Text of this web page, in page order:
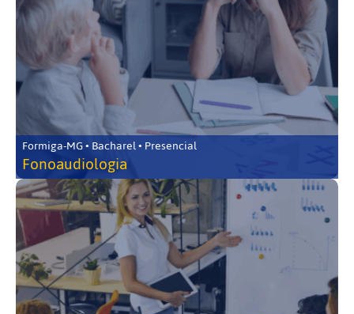
Formiga-MG • Bacharel • Presencial
Fonoaudiologia